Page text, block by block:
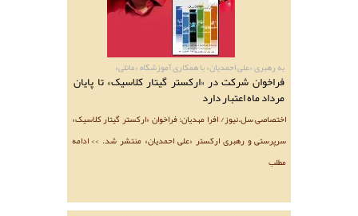
به رهبری «علی احمدیان» با همکاری آموزشگاه «مانلی»
فراخوان شرکت در «ارکستر گیتار کلاسیک» تا پایان
مرداد ماه اعتبار دارد
اختصاصی سل.نیوز/ افرا مهدیان: فراخوان «ارکستر گیتار کلاسیک»
سرپرستی و رهبری ارکستر «علی احمدیان» منتشر شد. >> ادامه
مطلب